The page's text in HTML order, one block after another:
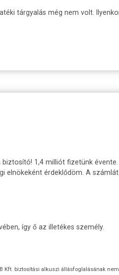
tárgyalás még nem volt.
1,4 milliót fizetünk
érdeklődöm. A
így ő az illetékes személy.
Kft. biztosítási alkuszi állásfoglalásának